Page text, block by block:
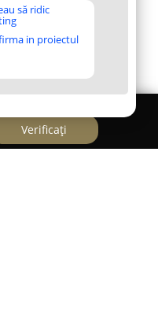
să ridic
in proiectul
Verificați